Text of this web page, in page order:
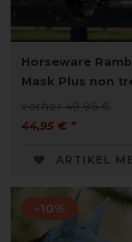
Horseware
Mask Plus non
vorher 49,95 €
44,95 € *
ARTIKEL
-10%